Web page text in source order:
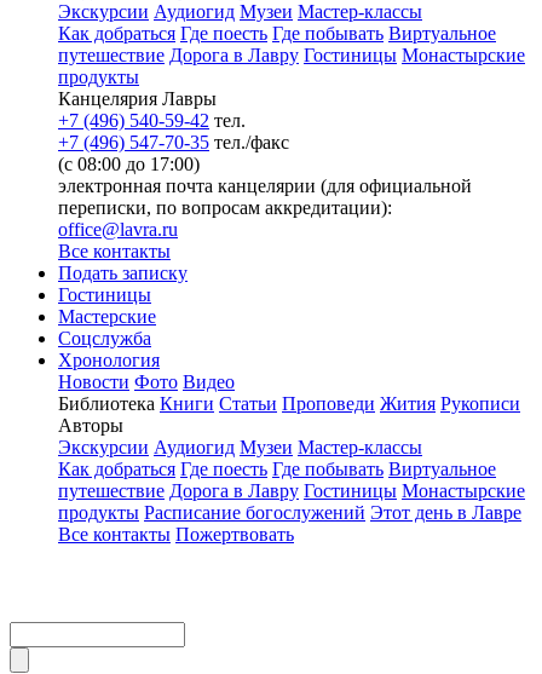
Экскурсии Аудиогид Музеи Мастер-классы
Как добраться Где поесть Где побывать Виртуальное
путешествие Дорога в Лавру Гостиницы Монастырские
продукты
Канцелярия Лавры
+7 (496) 540-59-42 тел.
+7 (496) 547-70-35 тел./факс
(с 08:00 до 17:00)
электронная почта канцелярии (для официальной
переписки, по вопросам аккредитации):
office@lavra.ru
Все контакты
Подать записку
Гостиницы
Мастерские
Соцслужба
Хронология
Новости Фото Видео
Библиотека Книги Статьи Проповеди Жития Рукописи
Авторы
Экскурсии Аудиогид Музеи Мастер-классы
Как добраться Где поесть Где побывать Виртуальное
путешествие Дорога в Лавру Гостиницы Монастырские
продукты Расписание богослужений Этот день в Лавре
Все контакты Пожертвовать